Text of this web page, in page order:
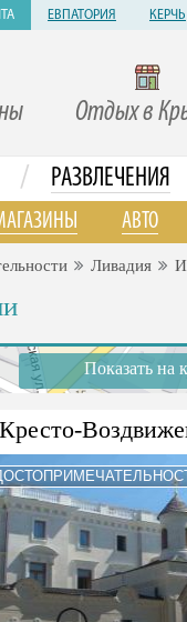
ЕВПАТОРИЯ КЕРЧЬ
Отдых в
/ РАЗВЛЕЧЕНИЯ
АВТО
Ливадия
Показать на
Кресто-